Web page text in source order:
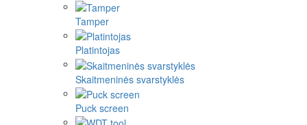
Tamper
Platintojas
Skaitmeninės svarstyklės
Puck screen